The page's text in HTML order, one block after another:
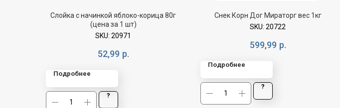
Слойка с начинкой яблоко-корица 80г
(цена за 1 шт)
SKU: 20971
52,99 р.
Подробнее
?
Снек Корн Дог Мираторг вес 1кг
SKU: 20722
599,99 р.
Подробнее
?